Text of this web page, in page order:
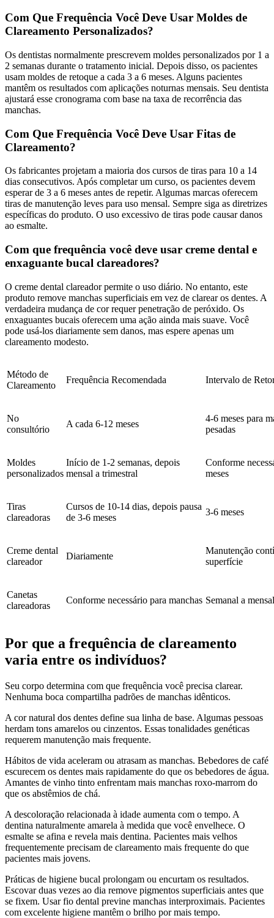
Com Que Frequência Você Deve Usar Moldes de
Clareamento Personalizados?
Os dentistas normalmente prescrevem moldes personalizados por 1 a
2 semanas durante o tratamento inicial. Depois disso, os pacientes
usam moldes de retoque a cada 3 a 6 meses. Alguns pacientes
mantêm os resultados com aplicações noturnas mensais. Seu dentista
ajustará esse cronograma com base na taxa de recorrência das
manchas.
Com Que Frequência Você Deve Usar Fitas de
Clareamento?
Os fabricantes projetam a maioria dos cursos de tiras para 10 a 14
dias consecutivos. Após completar um curso, os pacientes devem
esperar de 3 a 6 meses antes de repetir. Algumas marcas oferecem
tiras de manutenção leves para uso mensal. Sempre siga as diretrizes
específicas do produto. O uso excessivo de tiras pode causar danos
ao esmalte.
Com que frequência você deve usar creme dental e
enxaguante bucal clareadores?
O creme dental clareador permite o uso diário. No entanto, este
produto remove manchas superficiais em vez de clarear os dentes. A
verdadeira mudança de cor requer penetração de peróxido. Os
enxaguantes bucais oferecem uma ação ainda mais suave. Você
pode usá-los diariamente sem danos, mas espere apenas um
clareamento modesto.
Método de
Clareamento
Frequência Recomendada Intervalo de
No
consultório
A cada 6-12 meses
4-6 meses para
pesadas
Moldes
personalizados
Início de 1-2 semanas, depois
mensal a trimestral
Conforme
meses
Tiras
clareadoras
Cursos de 10-14 dias, depois pausa
de 3-6 meses
3-6 meses
Creme dental
clareador
Diariamente
Manutenção
superfície
Canetas
clareadoras
Conforme necessário para manchas Semanal a mensal
Por que a frequência de clareamento
varia entre os indivíduos?
Seu corpo determina com que frequência você precisa clarear.
Nenhuma boca compartilha padrões de manchas idênticos.
A cor natural dos dentes define sua linha de base. Algumas pessoas
herdam tons amarelos ou cinzentos. Essas tonalidades genéticas
requerem manutenção mais frequente.
Hábitos de vida aceleram ou atrasam as manchas. Bebedores de café
escurecem os dentes mais rapidamente do que os bebedores de água.
Amantes de vinho tinto enfrentam mais manchas roxo-marrom do
que os abstêmios de chá.
A descoloração relacionada à idade aumenta com o tempo. A
dentina naturalmente amarela à medida que você envelhece. O
esmalte se afina e revela mais dentina. Pacientes mais velhos
frequentemente precisam de clareamento mais frequente do que
pacientes mais jovens.
Práticas de higiene bucal prolongam ou encurtam os resultados.
Escovar duas vezes ao dia remove pigmentos superficiais antes que
se fixem. Usar fio dental previne manchas interproximais. Pacientes
com excelente higiene mantêm o brilho por mais tempo.